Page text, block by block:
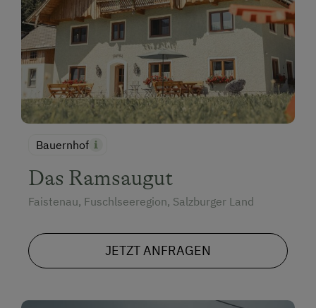
Bauernhof
Das Ramsaugut
Faistenau, Fuschlseeregion, Salzburger Land
JETZT ANFRAGEN